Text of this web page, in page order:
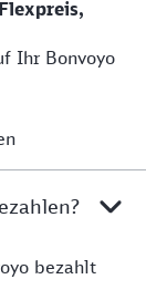
Ihr Bonvoyo
bezahlt